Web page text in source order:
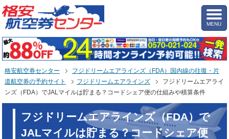
MENU
格安航空券センター
フジドリームエアラインズ（FDA）国内線の往復・片
道航空券の予約サイト
フジドリームエアラインズ
フジドリームエアライ
ンズ（FDA）でJALマイルは貯まる？コードシェア便の仕組みや積算条件
フジドリームエアラインズ（FDA）で
JALマイルは貯まる？コードシェア便